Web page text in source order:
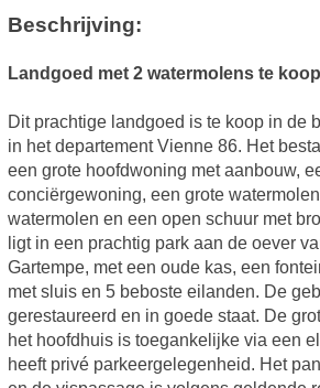
Beschrijving:
Landgoed met 2 watermolens te
Dit prachtige landgoed is te koop in de
in het departement Vienne 86. Het
een grote hoofdwoning met aanbouw,
conciërgewoning, een grote
watermolen en een open schuur met
ligt in een prachtig park aan de oever
Gartempe, met een oude kas, een
met sluis en 5 beboste eilanden. De
gerestaureerd en in goede staat. De
het hoofdhuis is toegankelijke via een
heeft privé parkeergelegenheid. Het